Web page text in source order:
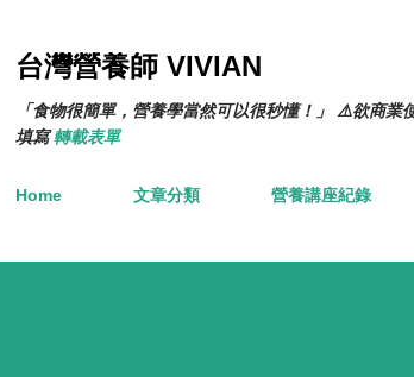
台灣營養師 VIVIAN
「食物很簡單，營養學當然可以很秒懂！」 ⚠️欲商
填寫轉載表單
Home 文章分類 營養講座紀錄